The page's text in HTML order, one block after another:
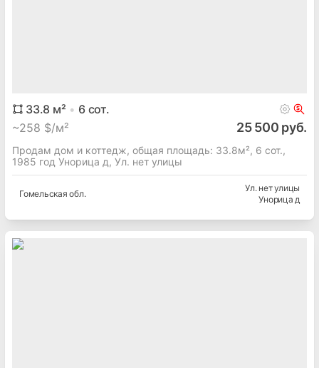
33.8 м² 6сот.
~258 $/м² 25 500 руб.
Продам дом и коттедж, общая площадь: 33.8м², 6 сот.,
1985 год Унорица д, Ул. нет улицы
Гомельская обл.
Ул. нет улицы
Унорица д